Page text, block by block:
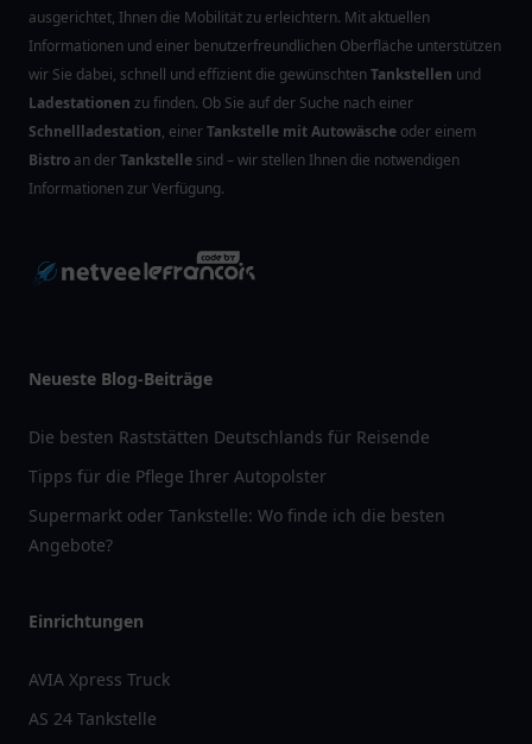
ausgerichtet, Ihnen die Mobilität zu erleichtern. Mit aktuellen
Informationen und einer benutzerfreundlichen Oberfläche unterstützen
wir Sie dabei, schnell und effizient die gewünschtenTankstellen und
Ladestationen zu finden. Ob Sie auf der Suche nach einer
Schnellladestation, einerTankstelle mit Autowäsche oder einem
Bistro an derTankstelle sind – wir stellen Ihnen die notwendigen
Informationen zur Verfügung.
Neueste Blog-Beiträge
Die besten Raststätten Deutschlands für Reisende
Tipps für die Pflege Ihrer Autopolster
Supermarkt oder Tankstelle: Wo finde ich die besten
Angebote?
Einrichtungen
AVIA Xpress Truck
AS 24 Tankstelle